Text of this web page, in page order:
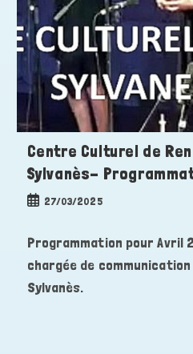
Centre Culturel de
Sylvanès-
Publication
27/03/2025
Programmation pour Avril
chargée de communication
Sylvanès.